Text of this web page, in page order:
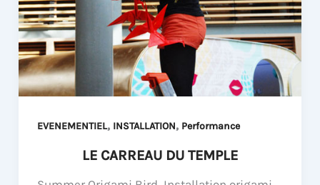
EVENEMENTIEL, INSTALLATION, Performance
LE CARREAU DU TEMPLE